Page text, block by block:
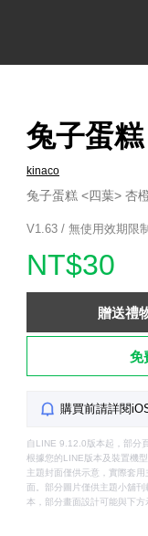
兔子蛋
kinaco
兔子蛋糕 <四葉> 杏
V1.63 / 無使用效期限制
NT$30
贈送禮
免
購買前請詳閱
自LINE 9.12.0版本起，部分
根據您的LINE版本及裝置機
主題封面僅供示意，實際套
面。部分圖片僅供主題小舖
本，部分畫面設計可能與下方